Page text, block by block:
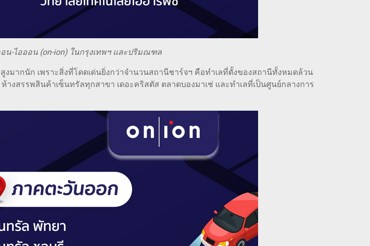
น-ไอออน (on-ion) ในกรุงเทพฯ และปริมณฑล
มากนัก เพราะสิ่งที่โดดเด่นยิ่งกว่าจำนวนสถานีชาร์จฯ คือทำเลที่ตั้งของสถานีทั้งหมดล้วน
งสรรพสินค้าเซ็นทรัลทุกสาขา เดอะคริสตัส ตลาดบองมาเช่ และทำเลที่เป็นศูนย์กลางการ